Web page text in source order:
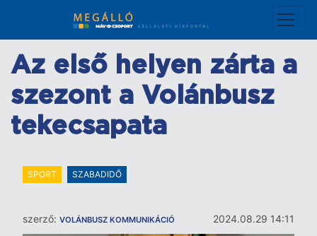
tartalomra
Az első helyen zárta a
szezont a Volánbusz
tekecsapata
SPORT SZABADIDŐ
2024.08.29 14:11
szerző: VOLÁNBUSZ KOMMUNIKÁCIÓ